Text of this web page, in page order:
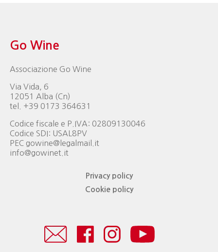
Go Wine
Associazione Go Wine
Via Vida, 6
12051 Alba (Cn)
tel. +39 0173 364631
Codice fiscale e P.IVA: 02809130046
Codice SDI: USAL8PV
PEC gowine@legalmail.it
info@gowinet.it
Privacy policy
Cookie policy